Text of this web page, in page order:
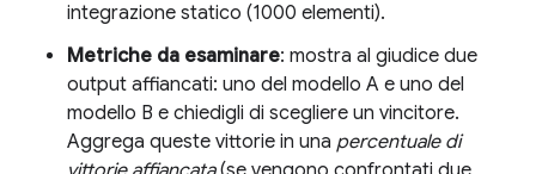
integrazione statico (1000 elementi).
Metriche da esaminare: mostra al giudice due
output affiancati: uno del modello A e uno del
modello B e chiedigli di scegliere un vincitore.
Aggrega queste vittorie in una percentuale di